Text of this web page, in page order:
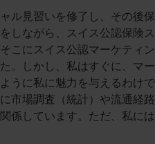
ル見習いを修了し、その後保
しながら、スイス公認保険ス
こにスイス公認マーケティン
。しかし、私はすぐに、マー
うに私に魅力を与えるわけで
市場調査（統計）や流通経路
係しています。ただ、私には